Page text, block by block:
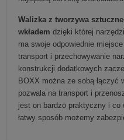
Walizka z tworzywa
wkładem dzięki której
ma swoje odpowiednie
transport i przechowywanie
konstrukcji dodatkowych
BOXX można ze sobą łączyć
pozwala na transport i
jest on bardzo praktyczny i co
łatwy sposób możemy